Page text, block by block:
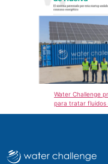
Water Challenge
para tratar fluidos